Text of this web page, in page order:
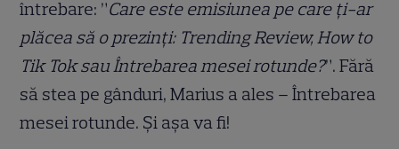
întrebare: ”Care este emisiunea pe care ți-ar
plăcea să o prezinți: Trending Review, How to
Tik Tok sau Întrebarea mesei rotunde?”. Fără
să stea pe gânduri, Marius a ales – Întrebarea
mesei rotunde. Și așa va fi!